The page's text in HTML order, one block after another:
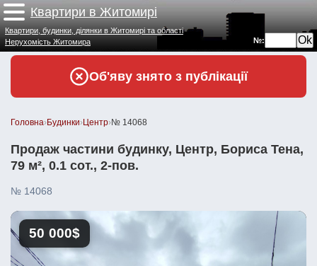
Квартири в Житомирі
№:
Квартири, будинки, ділянки в Житомирі та області
Нерухомість Житомира
Об'яву знято з публікації
Головна›Будинки›Центр›№ 14068
Продаж частини будинку, Центр, Бориса Тена,
79 м², 0.1 сот., 2-пов.
№ 14068
50 000$